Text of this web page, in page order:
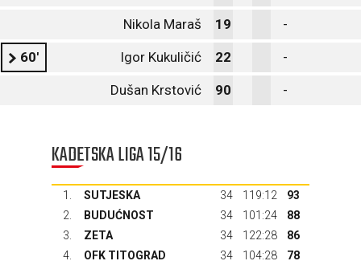
Nikola Maraš 19 -
60' Igor Kukuličić 22 -
Dušan Krstović 90 -
KADETSKA LIGA 15/16
1. SUTJESKA 34 119:12
93
2.
BUDUĆNOST 34 101:24
88
3.
ZETA 34 122:28
86
4.
OFK TITOGRAD 34 104:28
78